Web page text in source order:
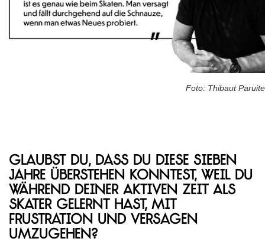
Foto: Thibaut Paruite
Glaubst du, dass du diese sieben
Jahre überstehen konntest, weil du
während deiner aktiven Zeit als
Skater gelernt hast, mit
Frustration und Versagen
umzugehen?